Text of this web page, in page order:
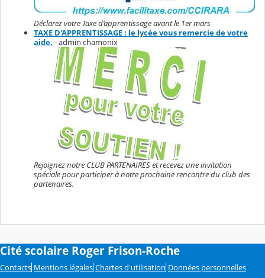
Déclarez votre Taxe d’apprentissage avant le 1er mars
TAXE D'APPRENTISSAGE : le lycée vous remercie de votre
aide. - admin chamonix
Rejoignez notre CLUB PARTENAIRES et recevez une invitation
spéciale pour participer à notre prochaine rencontre du club des
partenaires.
Cité scolaire Roger Frison-Roche
Contacts Mentions légales Chartes d'utilisation Données personnelles